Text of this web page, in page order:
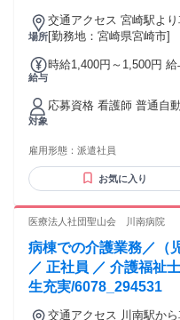
場所
交通アクセス 宮崎駅よ
[勤務地：宮崎県宮崎市]
給与
時給1,400円～1,500円 給与
25％割増） 深夜割増手
勤手当6,000円/回 給与詳細: 経験を考慮のうえ決定 賞与（前
払い方法）: 月末締め・
対象
応募資格 看護師 普通自
雇用形態： 派遣社員
お気に入り
医療法人社団聖山会 川南病院
病棟での介護業務／（
／ 正社員 ／ 介護福祉
生充実/6078_294531
交通アクセス 川南駅から